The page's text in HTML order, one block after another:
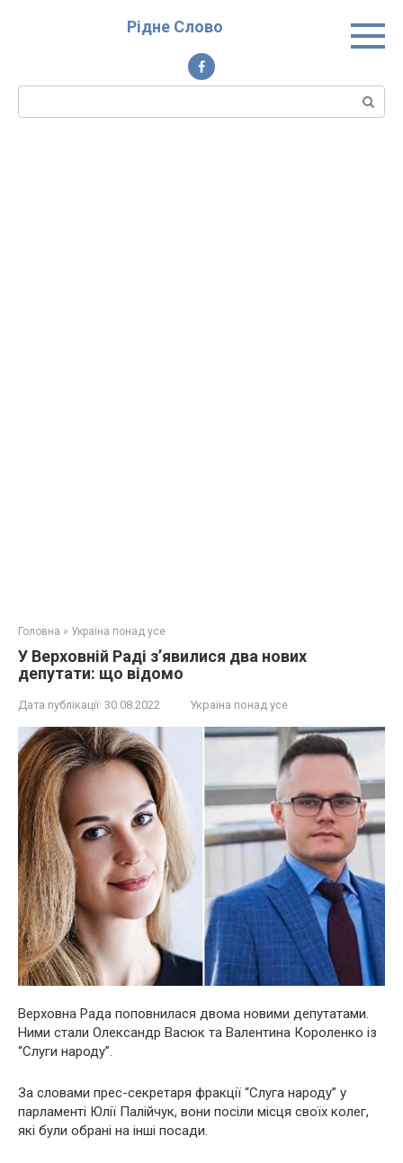
Рідне Слово
Пошук:
Головна » Україна понад усе
У Верховній Раді з’явилися два нових
депутати: що відомо
Дата публікації: 30.08.2022 Україна понад усе
Верховна Рада поповнилася двома новими депутатами.
Ними стали Олександр Васюк та Валентина Короленко із
“Слуги народу”.
За словами прес-секретаря фракції “Слуга народу” у
парламенті Юлії Палійчук, вони посіли місця своїх колег,
які були обрані на інші посади.